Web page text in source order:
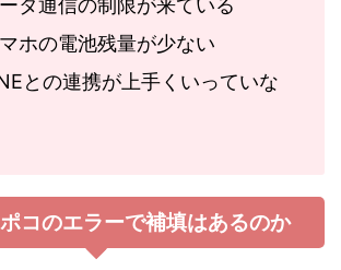
タ通信の制限が来ている
ホの電池残量が少ない
との連携が上手くいっていな
コのエラーで補填はあるのか